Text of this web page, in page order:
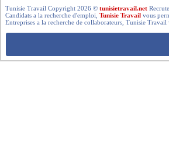
Tunisie Travail Copyright 2026 ©tunisietravail.net
Candidats a la recherche d'emploi,Tunisie Travail vous
Entreprises a la recherche de collaborateurs, Tunisie